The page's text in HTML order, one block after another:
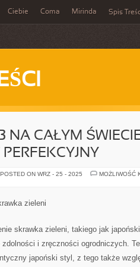
Ciebie Coma Mirinda Spis
NA CAŁYM
POSTED ON WRZ - 25 - 2025
MOŻLIWOŚĆ
zieleni
skrawka zieleni, takiego jak
zdolności i zręczności ogrodniczych.
japoński styl, z tego także